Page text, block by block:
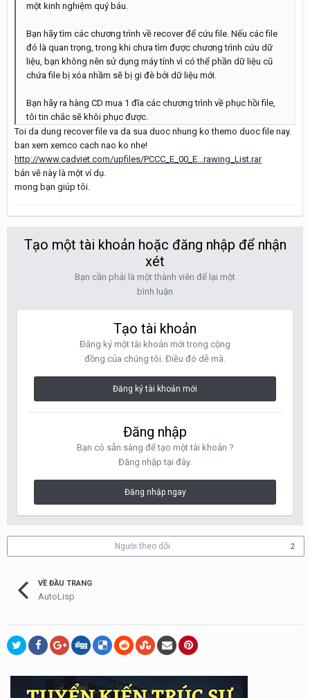
một kinh nghiệm quý báu.
Bạn hãy tìm các chương trình về recover để cứu file. Nếu các file
đó là quan trọng, trong khi chưa tìm được chương trình cứu dữ
liệu, bạn không nên sử dụng máy tính vì có thể phần dữ liệu cũ
chứa file bị xóa nhầm sẽ bị gi đè bởi dữ liệu mới.
Bạn hãy ra hàng CD mua 1 đĩa các chương trình về phục hồi file,
tôi tin chắc sẽ khôi phục được.
Toi da dung recover file va da sua duoc nhung ko themo duoc file nay.
ban xem xemco cach nao ko nhe!
http://www.cadviet.com/upfiles/PCCC_E_00_E...rawing_List.rar
bản vẽ này là một ví dụ.
mong bạn giúp tôi.
Tạo một tài khoản hoặc đăng nhập để nhận
xét
Bạn cần phải là một thành viên để lại một
bình luận
Tạo tài khoản
Đăng ký một tài khoản mới trong cộng
đồng của chúng tôi. Điều đó dễ mà.
Đăng ký tài khoản mới
Đăng nhập
Bạn có sẵn sàng để tạo một tài khoản ?
Đăng nhập tại đây.
Đăng nhập ngay
Người theo dõi 2
VỀ ĐẦU TRANG
AutoLisp